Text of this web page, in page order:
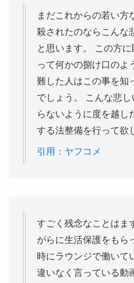
まだこれからの若い方
殺されたのならこんな
と思います。 この方
って何かの捌け口のよ
難した人はこの事を知
でしょう。 こんな悲し
らないように度を越し
する法整備を行って欲
引用：ヤフコメ
すごく残念なことはま
がらに生活保護をもら
時にラウンジで働いて
違いなく言っている動